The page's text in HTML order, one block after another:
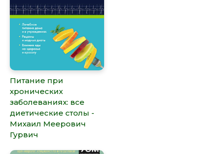
Питание при
хронических
заболеваниях: все
диетические столы -
Михаил Меерович
Гурвич